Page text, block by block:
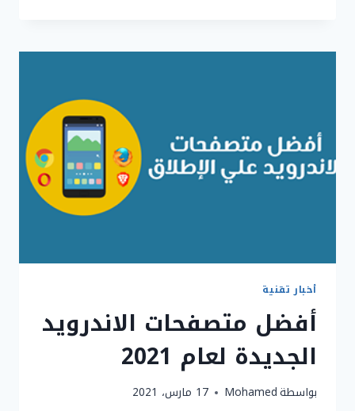
RYZEN
تقف
عاجزة
أخبار تقنية
أفضل متصفحات الاندرويد
الجديدة لعام 2021
بواسطةMohamed 17 مارس، 2021